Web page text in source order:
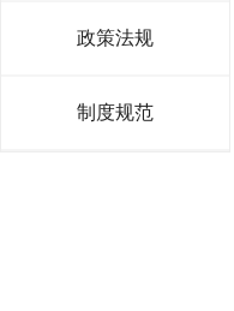
政策法规
制度规范